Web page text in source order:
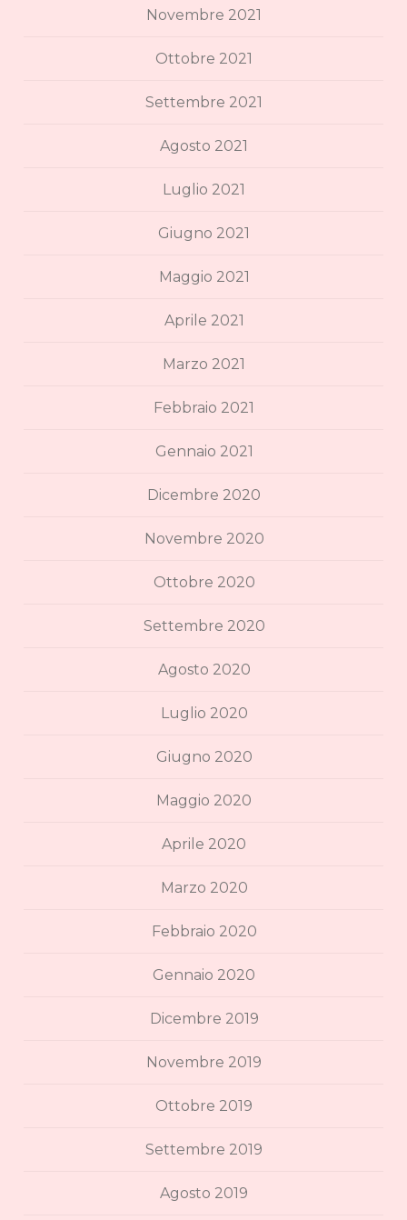
Novembre 2021
Ottobre 2021
Settembre 2021
Agosto 2021
Luglio 2021
Giugno 2021
Maggio 2021
Aprile 2021
Marzo 2021
Febbraio 2021
Gennaio 2021
Dicembre 2020
Novembre 2020
Ottobre 2020
Settembre 2020
Agosto 2020
Luglio 2020
Giugno 2020
Maggio 2020
Aprile 2020
Marzo 2020
Febbraio 2020
Gennaio 2020
Dicembre 2019
Novembre 2019
Ottobre 2019
Settembre 2019
Agosto 2019